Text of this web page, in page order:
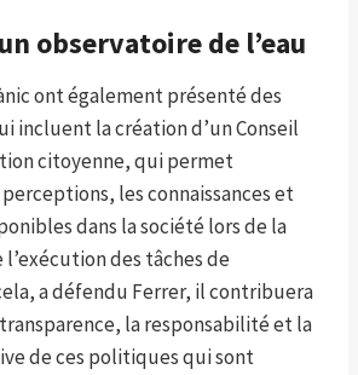
observatoire de l’eau
ont également présenté des
incluent la création d’un Conseil
citoyenne, qui permet
les connaissances et
dans la société lors de la
des tâches de
a défendu Ferrer, il contribuera
la responsabilité et la
de ces politiques qui sont